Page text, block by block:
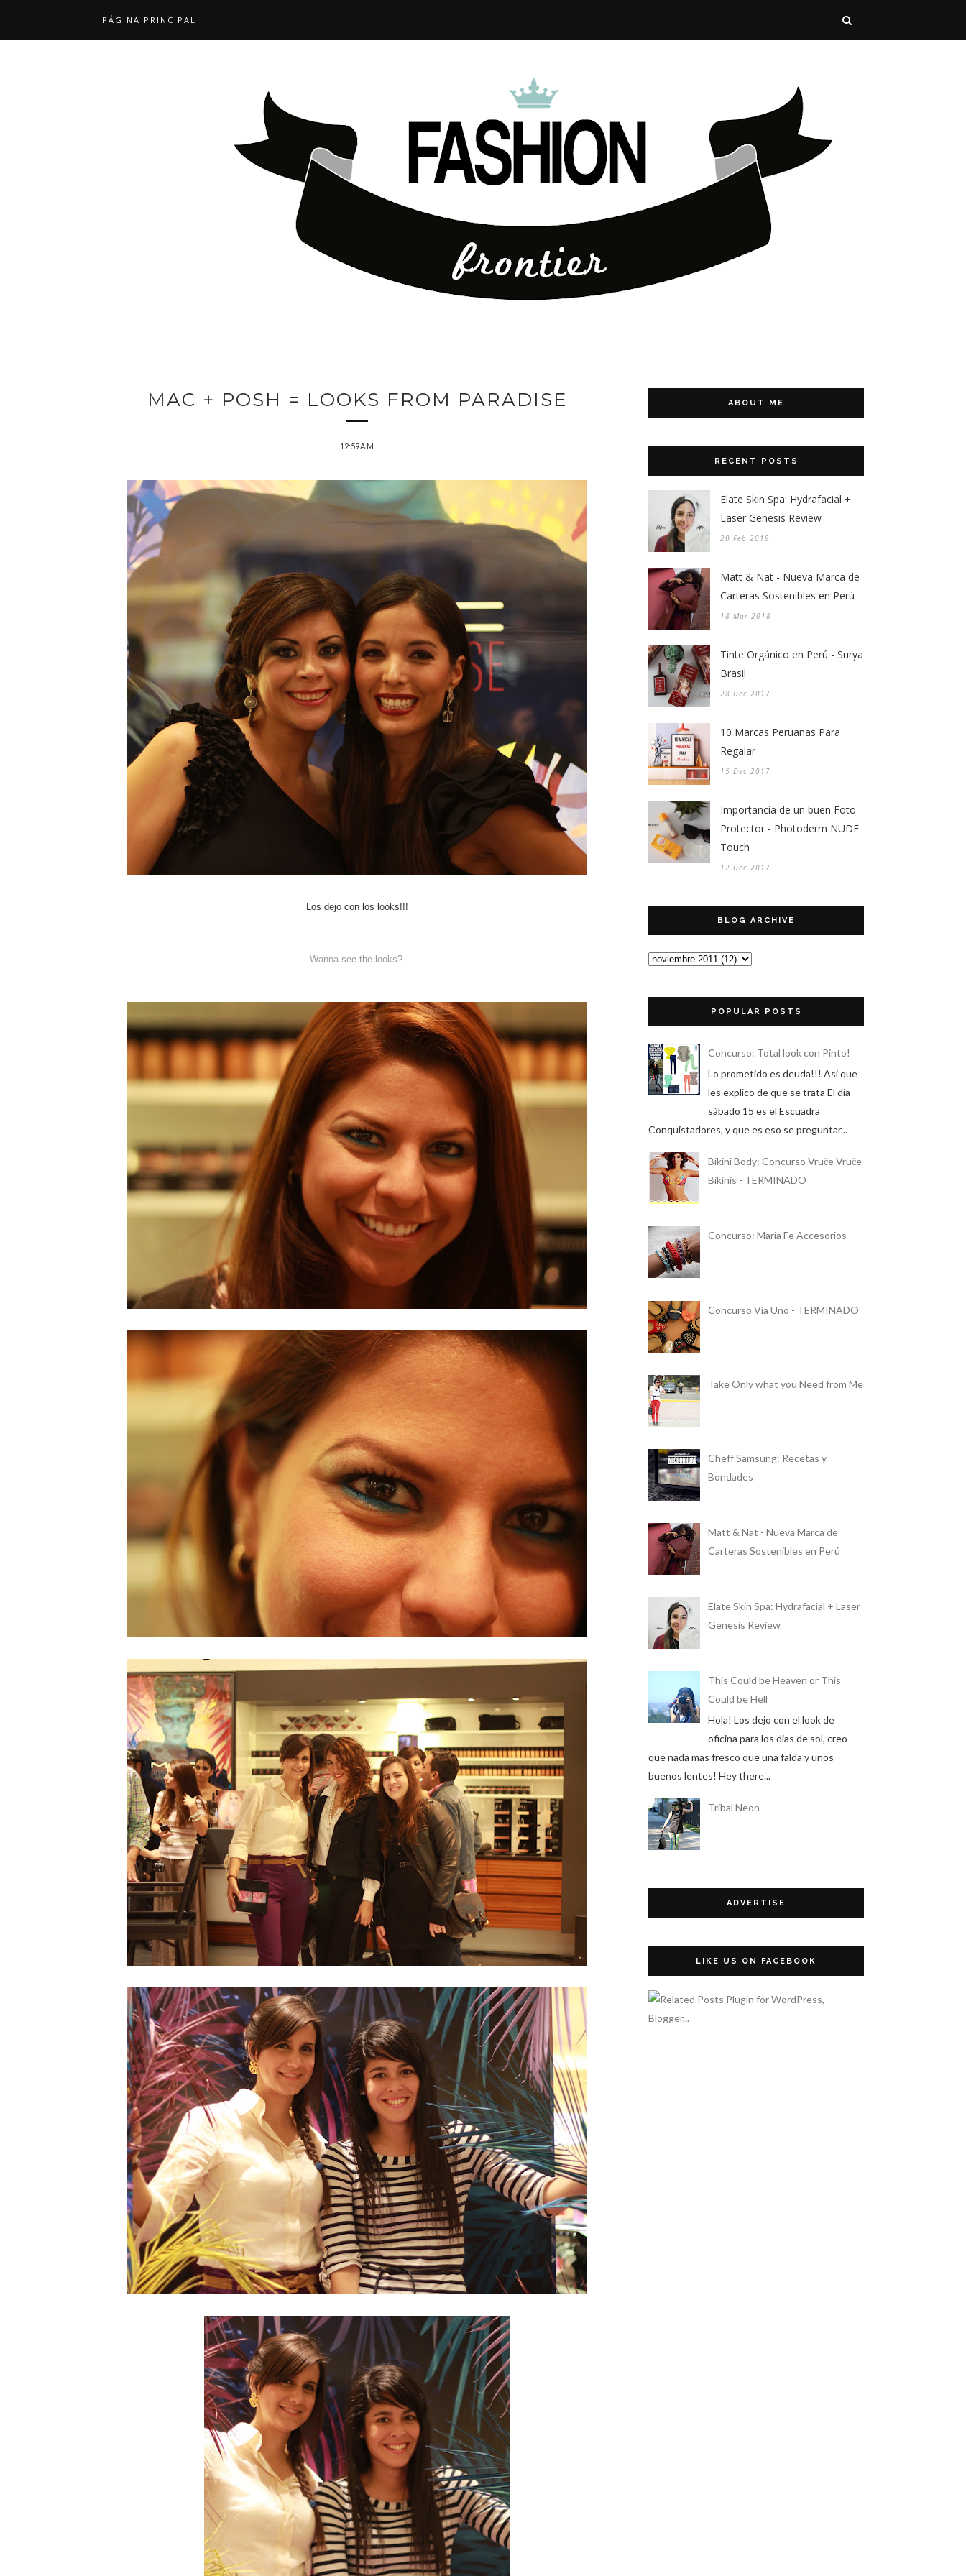
PÁGINA PRINCIPAL
MAC + POSH = LOOKS FROM PARADISE
12:59 A.M.
Los dejo con los looks!!!
Wanna see the looks?
ABOUT ME
RECENT POSTS
Elate Skin Spa: Hydrafacial +
Laser Genesis Review
20 Feb 2019
Matt & Nat - Nueva Marca de
Carteras Sostenibles en Perú
18 Mar 2018
Tinte Orgánico en Perú - Surya
Brasil
28 Dec 2017
10 Marcas Peruanas Para
Regalar
15 Dec 2017
Importancia de un buen Foto
Protector - Photoderm NUDE
Touch
12 Dec 2017
BLOG ARCHIVE
POPULAR POSTS
Concurso: Total look con Pinto!
Lo prometido es deuda!!! Asi que
les explico de que se trata El dia
sábado 15 es el Escuadra
Conquistadores, y que es eso se preguntar...
Bikini Body: Concurso Vruče Vruče
Bikinis - TERMINADO
Concurso: Maria Fe Accesorios
Concurso Via Uno - TERMINADO
Take Only what you Need from Me
Cheff Samsung: Recetas y
Bondades
Matt & Nat - Nueva Marca de
Carteras Sostenibles en Perú
Elate Skin Spa: Hydrafacial + Laser
Genesis Review
This Could be Heaven or This
Could be Hell
Hola! Los dejo con el look de
oficina para los dias de sol, creo
que nada mas fresco que una falda y unos
buenos lentes! Hey there...
Tribal Neon
ADVERTISE
LIKE US ON FACEBOOK